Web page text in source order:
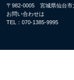
〒982-0005 宮城県仙台市
お問い合わせは
TEL：070-1385-9995